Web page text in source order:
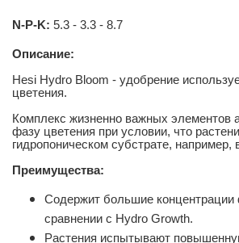
N-P-K: 5.3 - 3.3 - 8.7
Описание:
Hesi Hydro Bloom - удобрение
цветения.
Комплекс жизненно важных элементов
фазу цветения при условии, что
гидропоническом субстрате, например,
Преимущества:
Содержит большие
сравнении с Hydro Growth.
Растения испытывают